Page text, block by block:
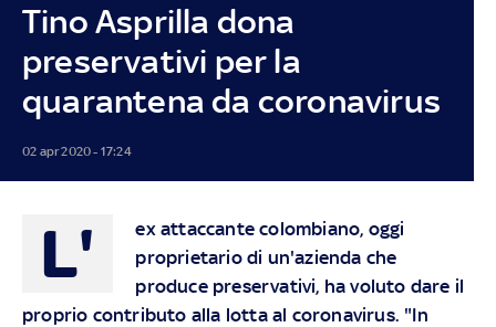
Tino Asprilla dona
preservativi per la
quarantena da coronavirus
02 apr 2020 - 17:24
L'
ex attaccante colombiano, oggi
proprietario di un'azienda che
produce preservativi, ha voluto dare il
proprio contributo alla lotta al coronavirus. "In